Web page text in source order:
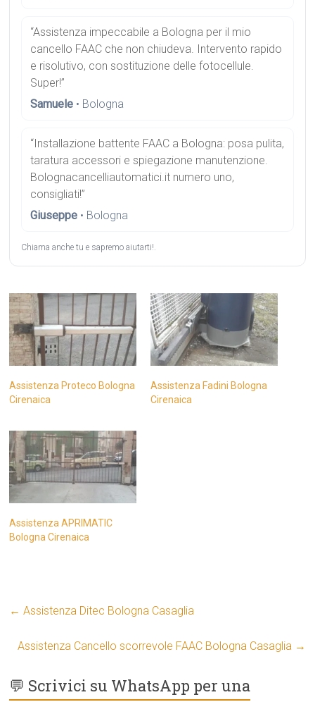
“Assistenza impeccabile a Bologna per il mio
cancello FAAC che non chiudeva. Intervento rapido
e risolutivo, con sostituzione delle fotocellule.
Super!”
Samuele • Bologna
“Installazione battente FAAC a Bologna: posa pulita,
taratura accessori e spiegazione manutenzione.
Bolognacancelliautomatici.it numero uno,
consigliati!”
Giuseppe • Bologna
Chiama anche tu e sapremo aiutarti!.
Assistenza Proteco Bologna
Cirenaica
Assistenza Fadini Bologna
Cirenaica
Assistenza APRIMATIC
Bologna Cirenaica
← Assistenza Ditec Bologna Casaglia
Assistenza Cancello scorrevole FAAC Bologna Casaglia →
💬 Scrivici su WhatsApp per una